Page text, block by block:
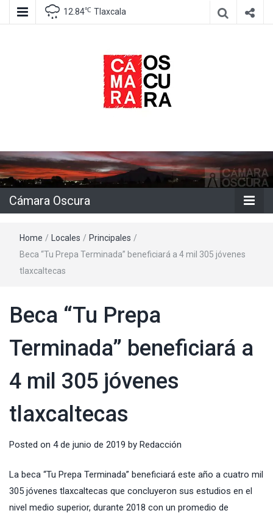
12.84℃ Tlaxcala
Cámara
Oscura
Cámara Oscura
Home / Locales / Principales /
Beca “Tu Prepa Terminada” beneficiará a 4 mil 305 jóvenes
tlaxcaltecas
Beca “Tu Prepa
Terminada” beneficiará a
4 mil 305 jóvenes
tlaxcaltecas
Posted on 4 de junio de 2019 by Redacción
La beca “Tu Prepa Terminada” beneficiará este año a cuatro mil
305 jóvenes tlaxcaltecas que concluyeron sus estudios en el
nivel medio superior, durante 2018 con un promedio de